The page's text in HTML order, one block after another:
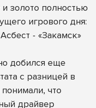
и золото полностью
игрового дня:
- «Закамск»
добился еще
с разницей в
что
драйвер